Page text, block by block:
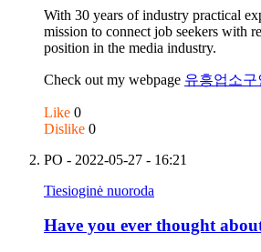
With 30 years of industry practical
mission to connect job seekers with
position in the media industry.
Check out my webpage 유흥업소구
Like 0
Dislike 0
PO - 2022-05-27 - 16:21
Tiesioginė nuoroda
Have you ever thought